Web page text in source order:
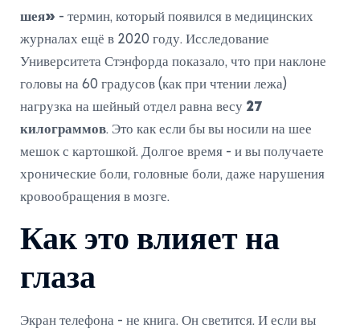
шея» - термин, который появился в медицинских
журналах ещё в 2020 году. Исследование
Университета Стэнфорда показало, что при наклоне
головы на 60 градусов (как при чтении лежа)
нагрузка на шейный отдел равна весу 27
килограммов. Это как если бы вы носили на шее
мешок с картошкой. Долгое время - и вы получаете
хронические боли, головные боли, даже нарушения
кровообращения в мозге.
Как это влияет на
глаза
Экран телефона - не книга. Он светится. И если вы